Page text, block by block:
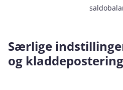
Særlige
og